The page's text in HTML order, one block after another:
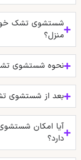
شستشوی تشک
منزل؟
نحوه شستشوی
بعد از شستشوی
آیا امکان
دارد؟